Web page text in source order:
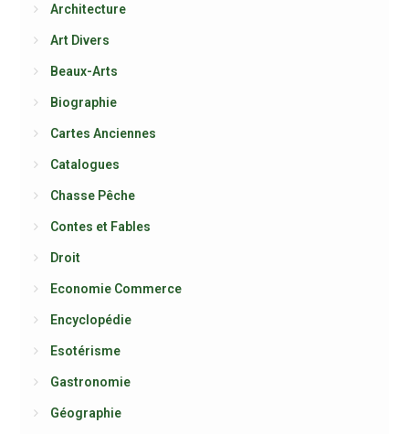
Architecture
Art Divers
Beaux-Arts
Biographie
Cartes Anciennes
Catalogues
Chasse Pêche
Contes et Fables
Droit
Economie Commerce
Encyclopédie
Esotérisme
Gastronomie
Géographie